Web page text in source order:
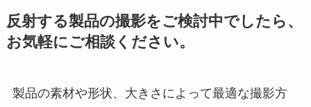
反射する製品の撮影をご検討中でしたら、
お気軽にご相談ください。
製品の素材や形状、大きさによって最適な撮影方